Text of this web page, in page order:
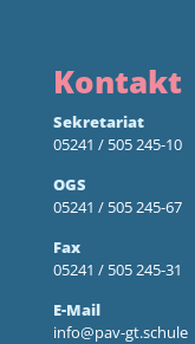
Kontakt
Sekretariat
05241 / 505 245-10
OGS
05241 / 505 245-67
Fax
05241 / 505 245-31
E-Mail
info@pav-gt.schule